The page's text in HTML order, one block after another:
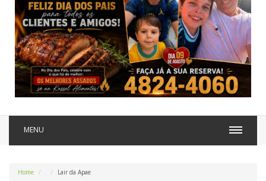
MENU
Home Lair da Apae